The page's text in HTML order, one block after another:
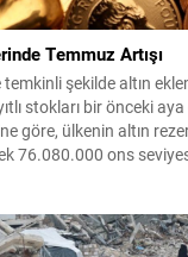
Temmuz Artışı
şekilde altın
stokları bir önceki
göre, ülkenin altın
76.080.000 ons
yıl içinde dikkat çeken